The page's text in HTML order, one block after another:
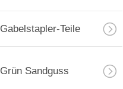
Gabelstapler-Teile
Grün Sandguss